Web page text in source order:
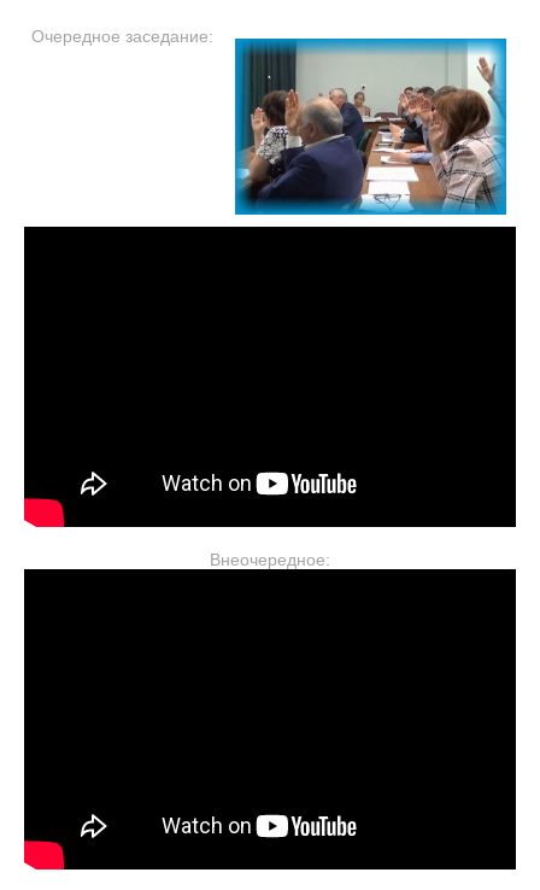
Очередное заседание:
Внеочередное: